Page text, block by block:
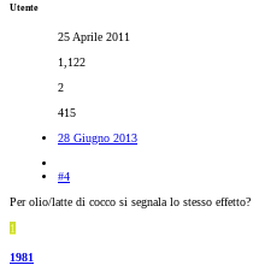
Utente
25 Aprile 2011
1,122
2
415
28 Giugno 2013
#4
Per olio/latte di cocco si segnala lo stesso effetto?
1
1981